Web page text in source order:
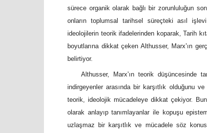
sürece organik olarak bağlı bir zorunluluğun
onların toplumsal tarihsel süreçteki asıl
ideolojilerin teorik ifadelerinden koparak, Tarih
boyutlarına dikkat çeken Althusser, Marx’ın
belirtiyor.
Althusser, Marx’ın teorik düşüncesinde
indirgeyenler arasında bir karşıtlık olduğunu
teorik, ideolojik mücadeleye dikkat çekiyor.
olarak anlayıp tanımlayanlar ile kopuşu
uzlaşmaz bir karşıtlık ve mücadele söz